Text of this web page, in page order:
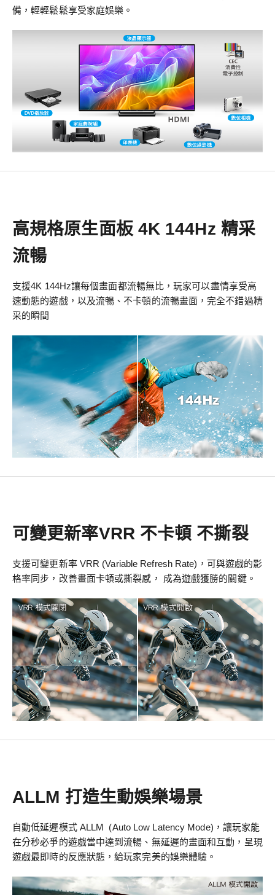
備，輕輕鬆鬆享受家庭娛樂。
高規格原生面板 4K 144Hz 精采
流暢
支援4K 144Hz讓每個畫面都流暢無比，玩家可以盡情享受高
速動態的遊戲，以及流暢、不卡頓的流暢畫面，完全不錯過精
采的瞬間
可變更新率VRR 不卡頓 不撕裂
支援可變更新率 VRR (Variable Refresh Rate)，可與遊戲的影
格率同步，改善畫面卡頓或撕裂感， 成為遊戲獲勝的關鍵。
ALLM 打造生動娛樂場景
自動低延遲模式 ALLM (Auto Low Latency Mode)，讓玩家能
在分秒必爭的遊戲當中達到流暢、無延遲的畫面和互動，呈現
遊戲最即時的反應狀態，給玩家完美的娛樂體驗。